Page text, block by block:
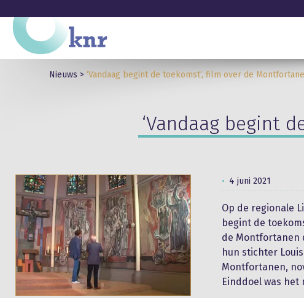
Nieuws > ‘Vandaag begint de toekomst’, film over de
‘Vandaag begint
4 juni 2021
Op de regionale
begint de
de Montfortanen
hun stichter
Montfortanen,
Einddoel was